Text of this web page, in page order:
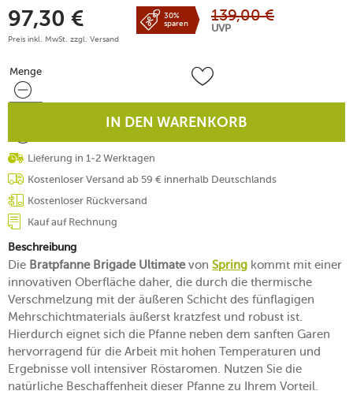
97,30 €
Preis inkl. MwSt. zzgl. Versand
30%
sparen
139,00 €
UVP
Menge
Menge
IN DEN WARENKORB
Lieferung in 1-2 Werktagen
Kostenloser Versand ab 59 € innerhalb Deutschlands
Kostenloser Rückversand
Kauf auf Rechnung
Beschreibung
Die Bratpfanne Brigade Ultimatevon Spring kommt mit einer
innovativen Oberfläche daher, die durch die thermische
Verschmelzung mit der äußeren Schicht des fünflagigen
Mehrschichtmaterials äußerst kratzfest und robust ist.
Hierdurch eignet sich die Pfanne neben dem sanften Garen
hervorragend für die Arbeit mit hohen Temperaturen und
Ergebnisse voll intensiver Röstaromen. Nutzen Sie die
natürliche Beschaffenheit dieser Pfanne zu Ihrem Vorteil.